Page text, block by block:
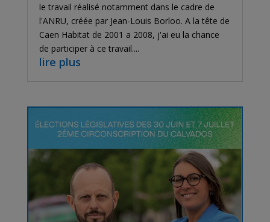
le travail réalisé notamment dans le cadre de
l'ANRU, créée par Jean-Louis Borloo. A la tête de
Caen Habitat de 2001 a 2008, j'ai eu la chance
de participer à ce travail....
lire plus